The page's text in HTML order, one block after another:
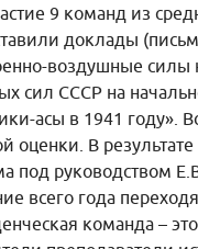
9 команд из
доклады
воздушные
сил СССР на
асы в 1941
В
под руководством
всего года
команда –